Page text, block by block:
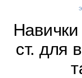
Навички
ст. для